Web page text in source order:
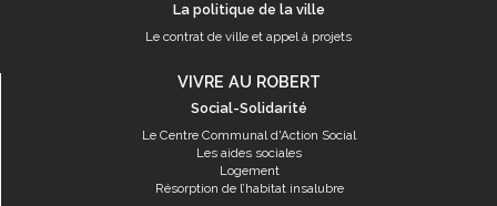
La politique de la ville
Le contrat de ville et appel à projets
VIVRE AU ROBERT
Social-Solidarité
Le Centre Communal d'Action Social
Les aides sociales
Logement
Résorption de l’habitat insalubre